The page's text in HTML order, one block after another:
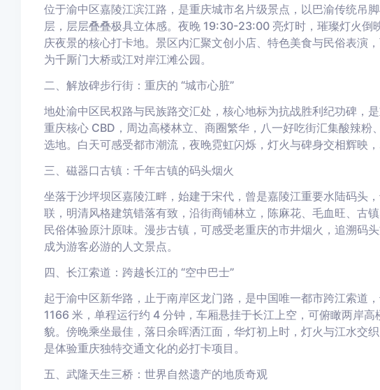
位于渝中区嘉陵江滨江路，是重庆城市名片级景点，以巴渝传统吊
层，层层叠叠极具立体感。夜晚 19:30-23:00 亮灯时，璀璨灯火倒
庆夜景的核心打卡地。景区内汇聚文创小店、特色美食与民俗表演
为千厮门大桥或江对岸江滩公园。
二、解放碑步行街：重庆的 “城市心脏”
地处渝中区民权路与民族路交汇处，核心地标为抗战胜利纪功碑，
重庆核心 CBD，周边高楼林立、商圈繁华，八一好吃街汇集酸辣粉
选地。白天可感受都市潮流，夜晚霓虹闪烁，灯火与碑身交相辉映，
三、磁器口古镇：千年古镇的码头烟火
坐落于沙坪坝区嘉陵江畔，始建于宋代，曾是嘉陵江重要水陆码头
联，明清风格建筑错落有致，沿街商铺林立，陈麻花、毛血旺、古
民俗体验原汁原味。漫步古镇，可感受老重庆的市井烟火，追溯码
成为游客必游的人文景点。
四、长江索道：跨越长江的 “空中巴士”
起于渝中区新华路，止于南岸区龙门路，是中国唯一都市跨江索道
1166 米，单程运行约 4 分钟，车厢悬挂于长江上空，可俯瞰两岸
貌。傍晚乘坐最佳，落日余晖洒江面，华灯初上时，灯火与江水交
是体验重庆独特交通文化的必打卡项目。
五、武隆天生三桥：世界自然遗产的地质奇观